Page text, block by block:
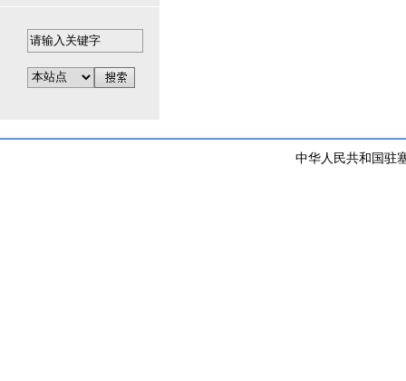
中华人民共和国驻